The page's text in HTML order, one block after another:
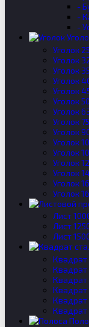
-
-
-
Уголок
Уголок
Уголок
Уголок
Уголок
Уголок
Уголок
Уголок
Уголок
Уголок
Уголок
Уголок
Уголок
Уголок
Уголок
Лист
Лист
Лист
Квадрат
Квадрат
Квадрат
Квадрат
Квадрат
Квадрат